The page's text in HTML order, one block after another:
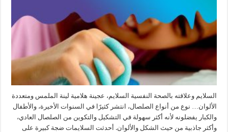
السلايم وعلاقته بالصحة النفسية السلايم، عجينة هلامية لينة الملمس ومتعددة
الألوان… نوع من أنواع الصلصال، انتشر كثيرًا في السنوات الأخيرة، والأطفال
والكبار يفضلونه لأنه أكثر سهولة في التشكيل والتكوين من الصلصال العادي،
وأكثر جاذبية من حيث الشكل والألوان. أحدثت السلايمات ضجة كبيرة على